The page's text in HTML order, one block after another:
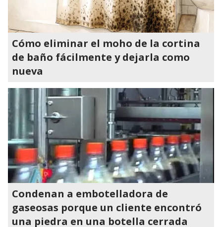
Cómo eliminar el moho de la cortina
de baño fácilmente y dejarla como
nueva
Condenan a embotelladora de
gaseosas porque un cliente encontró
una piedra en una botella cerrada